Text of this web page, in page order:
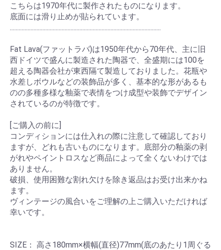
こちらは1970年代に製作されたものになります。
底面には滑り止めが貼られています。
......................................................................................................
Fat Lava(ファットラバ)は1950年代から70年代、主に旧
西ドイツで盛んに製造された陶器で、全盛期には100を
超える陶器会社が東西隔て製造しておりました。花瓶や
水差しボウルなどの装飾品が多く、基本的な形があるも
のの多種多様な釉薬で表情をつけ成型や装飾でデザイン
されているのが特徴です。
[ご購入の前に]
コンディションには仕入れの際に注意して確認しており
ますが、どれも古いものになります。底部分の釉薬の剥
がれやペイントロスなど商品によって全くないわけでは
ありません。
破損、使用困難な割れ欠けを除き返品はお受け出来かね
ます。
ヴィンテージの風合いをご理解の上ご購入いただければ
幸いです。
SIZE： 高さ180mm×横幅(直径)77mm(底のあたり1周ぐる